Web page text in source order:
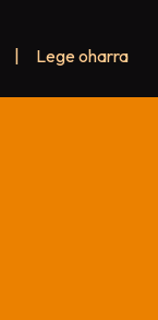
Lege oharra